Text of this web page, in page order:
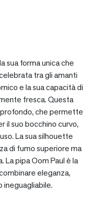
sua forma unica che
tra gli amanti
e la sua capacità di
fresca. Questa
che permette
il suo bocchino curvo,
La sua silhouette
di fumo superiore ma
La pipa Oom Paul è la
eleganza,
ineguagliabile.